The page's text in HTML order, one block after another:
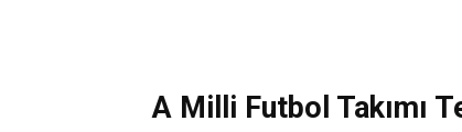
A Milli Futbol Takımı